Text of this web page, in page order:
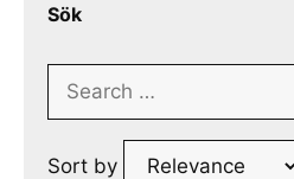
Sök
Search
Sort by